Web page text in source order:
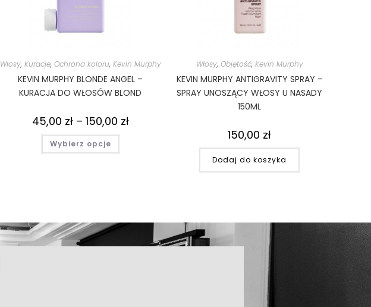
Włosy, Kuracje, Ochrona koloru, Kevin Murphy
KEVIN MURPHY BLONDE ANGEL –
KURACJA DO WŁOSÓW BLOND
45,00 zł – 150,00 zł
Wybierz opcje
Włosy, Objętość, Kevin Murphy
KEVIN MURPHY ANTIGRAVITY SPRAY –
SPRAY UNOSZĄCY WŁOSY U NASADY
150ML
150,00 zł
Dodaj do koszyka